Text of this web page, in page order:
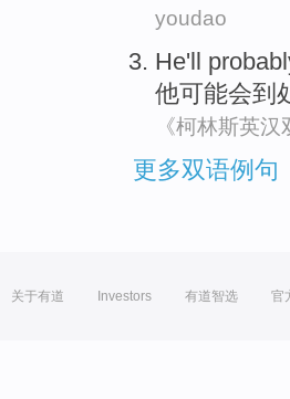
youdao
He'll
他可能会到
《柯林斯英汉
更多双语例句
关于有道 Investors 有道智选 官